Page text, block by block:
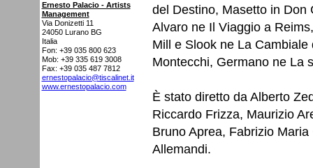
Ernesto Palacio - Artists
Management
Via Donizetti 11
24050 Lurano BG
Italia
Fon: +39 035 800 623
Mob: +39 335 619 3008
Fax: +39 035 487 7812
ernestopalacio@tiscalinet.it
www.ernestopalacio.com
del Destino, Masetto in Don
Alvaro ne Il Viaggio a
Mill e Slook ne La
Montecchi, Germano ne La
È stato diretto da Alberto
Riccardo Frizza, Maurizio
Bruno Aprea, Fabrizio
Allemandi.